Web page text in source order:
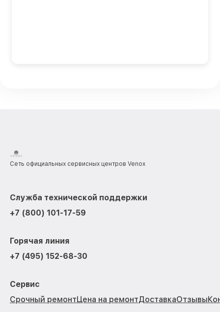
Сеть официальных сервисных центров Venox
Служба технической поддержки
+7 (800) 101-17-59
Горячая линия
+7 (495) 152-68-30
Сервис
Срочный ремонтЦена на ремонтДоставкаОтзывы